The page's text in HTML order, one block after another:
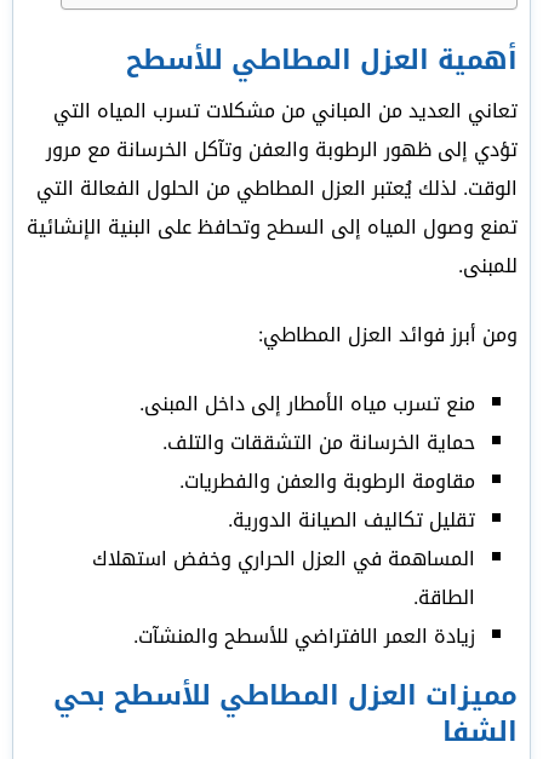
أهمية العزل المطاطي للأسطح
تعاني العديد من المباني من مشكلات تسرب المياه التي
تؤدي إلى ظهور الرطوبة والعفن وتآكل الخرسانة مع مرور
الوقت. لذلك يُعتبر العزل المطاطي من الحلول الفعالة التي
تمنع وصول المياه إلى السطح وتحافظ على البنية الإنشائية
للمبنى.
ومن أبرز فوائد العزل المطاطي:
منع تسرب مياه الأمطار إلى داخل المبنى.
حماية الخرسانة من التشققات والتلف.
مقاومة الرطوبة والعفن والفطريات.
تقليل تكاليف الصيانة الدورية.
المساهمة في العزل الحراري وخفض استهلاك
الطاقة.
زيادة العمر الافتراضي للأسطح والمنشآت.
مميزات العزل المطاطي للأسطح بحي
الشفا